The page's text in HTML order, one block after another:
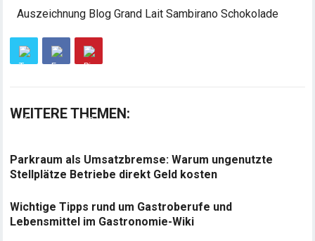
Auszeichnung Blog Grand Lait Sambirano Schokolade
WEITERE THEMEN:
Parkraum als Umsatzbremse: Warum ungenutzte
Stellplätze Betriebe direkt Geld kosten
Wichtige Tipps rund um Gastroberufe und
Lebensmittel im Gastronomie-Wiki